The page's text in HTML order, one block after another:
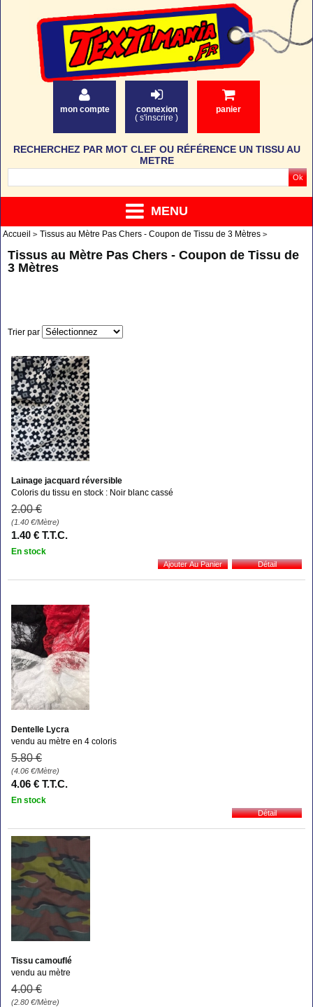
mon compte
connexion
( s'inscrire )
panier
MENU
RECHERCHEZ PAR MOT CLEF OU RÉFÉRENCE UN TISSU AU
METRE
Accueil Tissus au Mètre Pas Chers - Coupon de Tissu de 3 Mètres
Tissus au Mètre Pas Chers - Coupon de Tissu de
3 Mètres
Trier par
Lainage jacquard réversible
Coloris du tissu en stock : Noir blanc cassé
2.00 €
(1.40 €/Mètre)
1.40 € T.T.C.
En stock
Dentelle Lycra
vendu au mètre en 4 coloris
5.80 €
(4.06 €/Mètre)
4.06 € T.T.C.
En stock
Tissu camouflé
vendu au mètre
4.00 €
(2.80 €/Mètre)